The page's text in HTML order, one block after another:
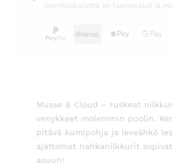
toimituskuluitta (ei huonekalut ja
Musse & Cloud – ruskeat
venykkeet molemmin puolin.
pitävä kumipohja ja leveähkö
ajattomat nahkanilkkurit
asuun!